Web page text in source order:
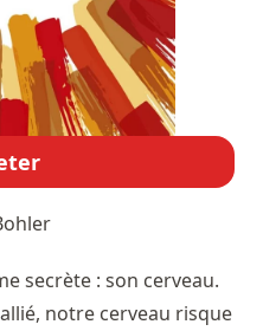
secrète : son cerveau.
notre cerveau risque